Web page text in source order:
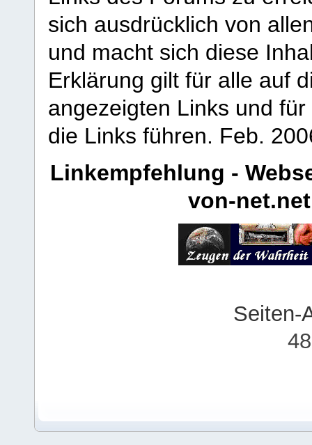
sich ausdrücklich von
und macht sich diese
Erklärung gilt für alle auf
angezeigten Links und
die Links führen. Feb.
Linkempfehlung -
von-net.net
Seiten-